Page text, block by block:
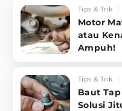
Tips & Trik
Motor
atau
Ampuh!
Tips & Trik
Baut
Solusi